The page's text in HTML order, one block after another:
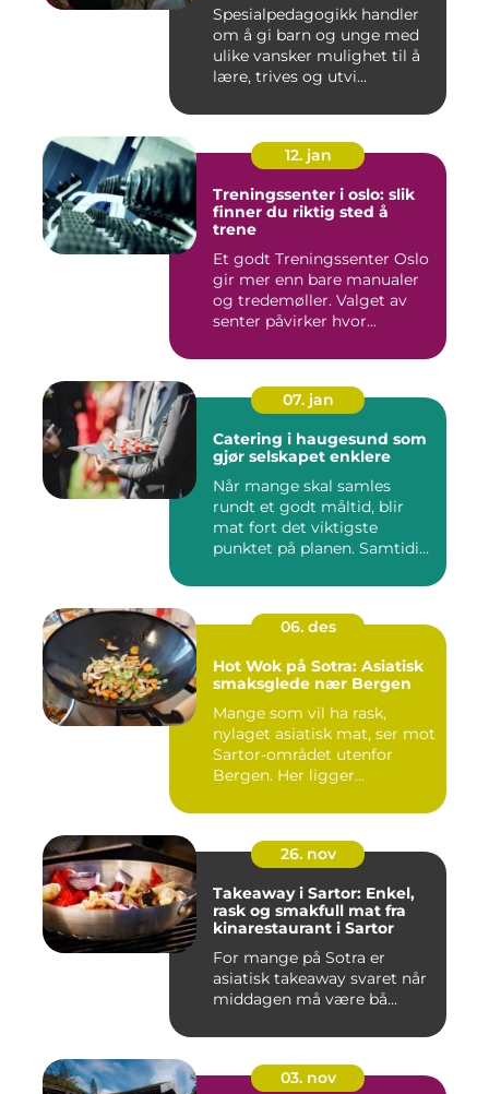
Spesialpedagogikk handler
om å gi barn og unge med
ulike vansker mulighet til å
lære, trives og utvi...
12. jan
Treningssenter i oslo: slik
finner du riktig sted å
trene
Et godt Treningssenter Oslo
gir mer enn bare manualer
og tredemøller. Valget av
senter påvirker hvor...
07. jan
Catering i haugesund som
gjør selskapet enklere
Når mange skal samles
rundt et godt måltid, blir
mat fort det viktigste
punktet på planen. Samtidig
06. des
Hot Wok på Sotra: Asiatisk
smaksglede nær Bergen
Mange som vil ha rask,
nylaget asiatisk mat, ser mot
Sartor-området utenfor
Bergen. Her ligger...
26. nov
Takeaway i Sartor: Enkel,
rask og smakfull mat fra
kinarestaurant i Sartor
For mange på Sotra er
asiatisk takeaway svaret når
middagen må være bå...
03. nov